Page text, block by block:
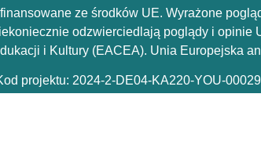
ze środków UE. Wyrażone
odzwierciedlają poglądy i opinie
i Kultury (EACEA). Unia Europejska
projektu: 2024-2-DE04-KA220-YOU-